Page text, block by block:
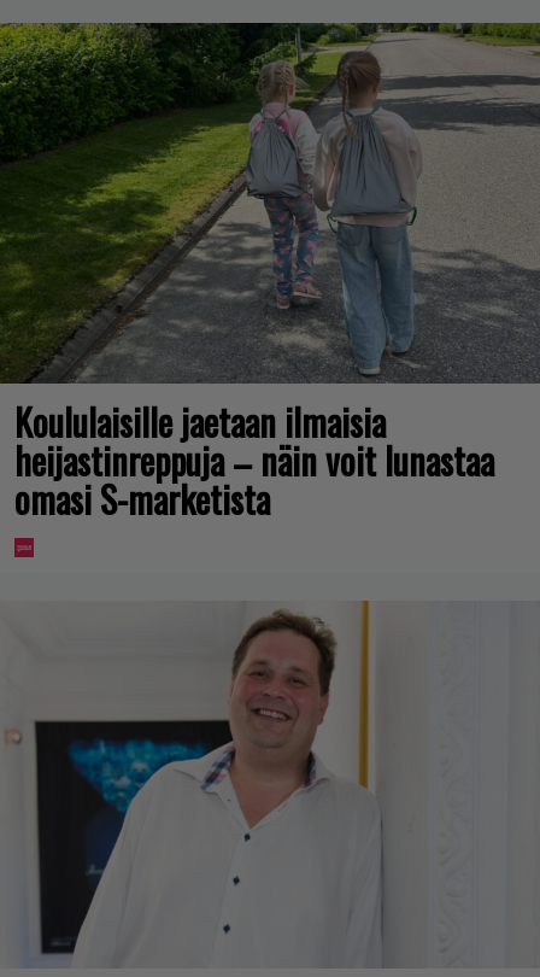
Koululaisille jaetaan ilmaisia
heijastinreppuja – näin voit lunastaa
omasi S-marketista